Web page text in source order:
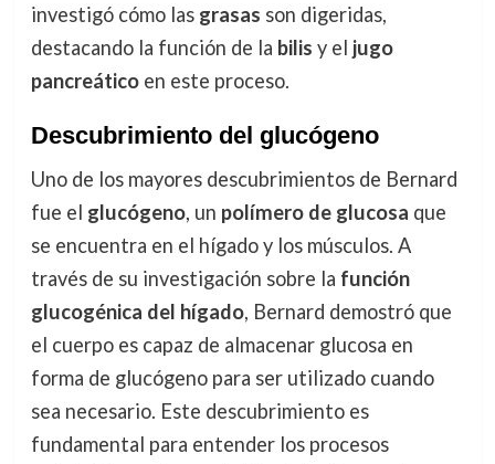
investigó cómo las grasas son digeridas,
destacando la función de la bilis y el jugo
pancreáticoen este proceso.
Descubrimiento del glucógeno
Uno de los mayores descubrimientos de Bernard
fue el glucógeno, un polímero de glucosa que
se encuentra en el hígado y los músculos. A
través de su investigación sobre la función
glucogénica del hígado, Bernard demostró que
el cuerpo es capaz de almacenar glucosa en
forma de glucógeno para ser utilizado cuando
sea necesario. Este descubrimiento es
fundamental para entender los procesos